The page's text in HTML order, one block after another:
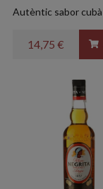
Autèntic sabor cubà
14,75 €